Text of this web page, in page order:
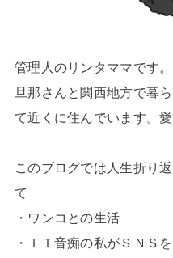
管理人のリンタママです
旦那さんと関西地方で暮
て近くに住んでいます。愛
このブログでは人生折り
て
・ワンコとの生活
・ＩＴ音痴の私がＳＮＳ